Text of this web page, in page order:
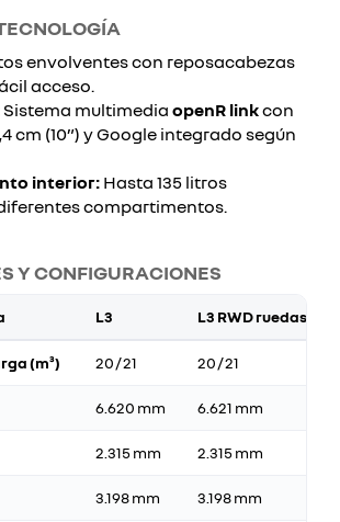
envolventes con reposacabezas
acceso.
Sistema multimedia openR linkcon
cm (10”) y Google integrado según
interior: Hasta 135 litros
compartimentos.
Y CONFIGURACIONES
L3 L3 RWD ruedas
(m³) 20 / 21 20 / 21
6.620 mm 6.621 mm
2.315 mm 2.315 mm
3.198 mm 3.198 mm